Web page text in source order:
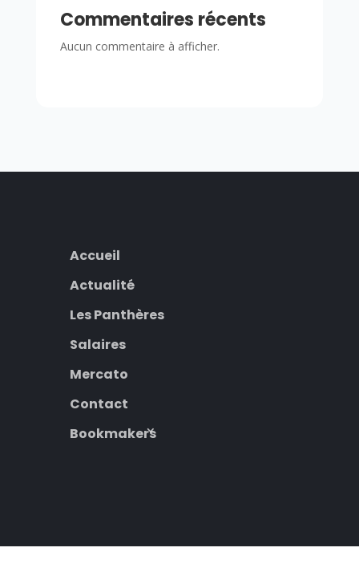
Commentaires récents
Aucun commentaire à afficher.
Accueil
Actualité
Les Panthères
Salaires
Mercato
Contact
Bookmakers